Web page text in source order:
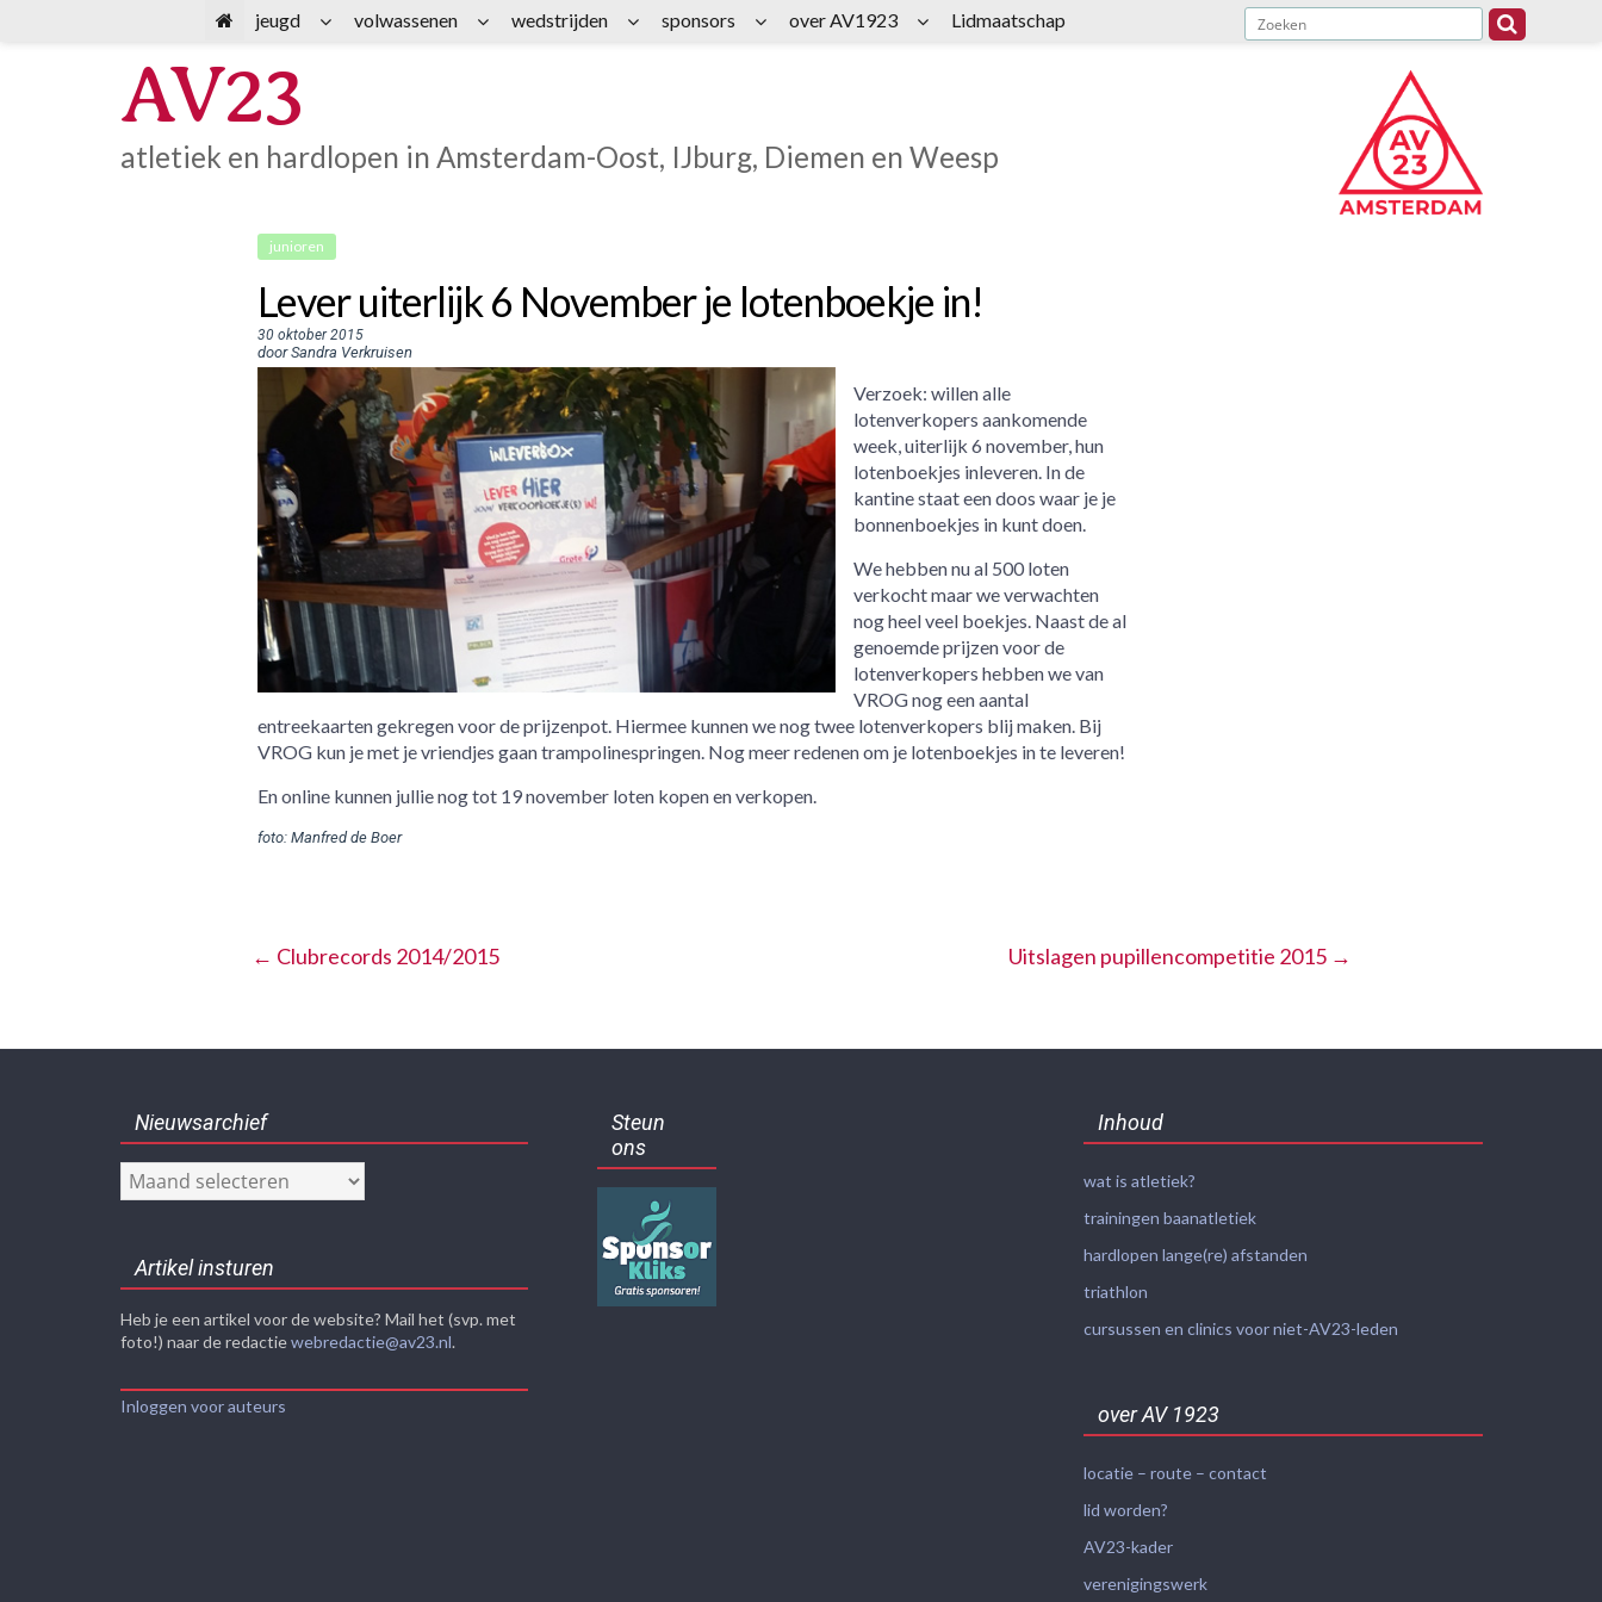
AV23
atletiek en hardlopen in Amsterdam-Oost, IJburg, Diemen en Weesp
junioren
Lever uiterlijk 6 November je lotenboekje in!
30 oktober 2015
door Sandra Verkruisen
Verzoek: willen alle
lotenverkopers aankomende
week, uiterlijk 6 november, hun
lotenboekjes inleveren. In de
kantine staat een doos waar je je
bonnenboekjes in kunt doen.
We hebben nu al 500 loten
verkocht maar we verwachten
nog heel veel boekjes. Naast de al
genoemde prijzen voor de
lotenverkopers hebben we van
VROG nog een aantal
entreekaarten gekregen voor de prijzenpot. Hiermee kunnen we nog twee lotenverkopers blij maken. Bij
VROG kun je met je vriendjes gaan trampolinespringen. Nog meer redenen om je lotenboekjes in te leveren!
En online kunnen jullie nog tot 19 november loten kopen en verkopen.
foto: Manfred de Boer
← Clubrecords 2014/2015 Uitslagen pupillencompetitie 2015 →
Nieuwsarchief
Nieuwsarchief
Artikel insturen
Heb je een artikel voor de website? Mail het (svp. met
foto!) naar de redactiewebredactie@av23.nl.
Inloggen voor auteurs
Steun
ons
Inhoud
wat is atletiek?
trainingen baanatletiek
hardlopen lange(re) afstanden
triathlon
cursussen en clinics voor niet-AV23-leden
over AV 1923
locatie – route – contact
lid worden?
AV23-kader
verenigingswerk
jeugd volwassenen wedstrijden sponsors over AV1923 Lidmaatschap